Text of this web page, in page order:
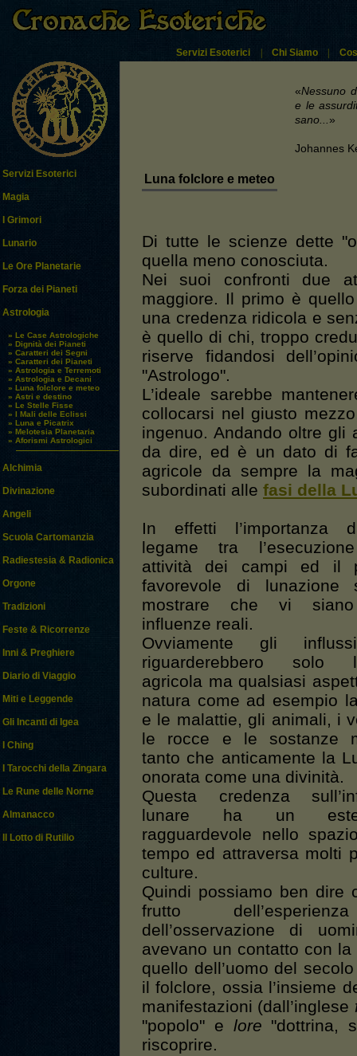
Servizi Esoterici | Chi Siamo |
Servizi Esoterici
Magia
I Grimori
Lunario
Le Ore Planetarie
Forza dei Pianeti
Astrologia
» Le Case Astrologiche
» Dignità dei Pianeti
» Caratteri dei Segni
» Caratteri dei Pianeti
» Astrologia e Terremoti
» Astrologia e Decani
» Luna folclore e meteo
» Astri e destino
» Le Stelle Fisse
» I Mali delle Eclissi
» Luna e Picatrix
» Melotesia Planetaria
» Aforismi Astrologici
Alchimia
Divinazione
Angeli
Scuola Cartomanzia
Radiestesia & Radionica
Orgone
Tradizioni
Feste & Ricorrenze
Inni & Preghiere
Diario di Viaggio
Miti e Leggende
Gli Incanti di Igea
I Ching
I Tarocchi della Zingara
Le Rune delle Norne
Almanacco
Il Lotto di Rutilio
«Nessuno
e le
sano...»
Johannes
Luna folclore e meteo
Di tutte le scienze dette
quella meno conosciuta.
Nei suoi confronti due
maggiore. Il primo è
una credenza ridicola e
è quello di chi, troppo
riserve fidandosi
"Astrologo".
L’ideale sarebbe
collocarsi nel giusto
ingenuo. Andando oltre gli
da dire, ed è un dato di
agricole da sempre la
subordinati alle fasi della
In effetti l’importanza
legame tra
attività dei campi ed il
favorevole di lunazione
mostrare che vi
influenze reali.
Ovviamente gli
riguarderebbero solo
agricola ma qualsiasi
natura come ad esempio
e le malattie, gli animali, i
le rocce e le sostanze
tanto che anticamente la
onorata come una divinità.
Questa credenza
lunare ha un
ragguardevole nello
tempo ed attraversa molti
culture.
Quindi possiamo ben dire
frutto
dell’osservazione di
avevano un contatto con
quello dell’uomo del
il folclore, ossia l’insieme
manifestazioni (dall’inglese
"popolo" e lore "dottrina,
riscoprire.